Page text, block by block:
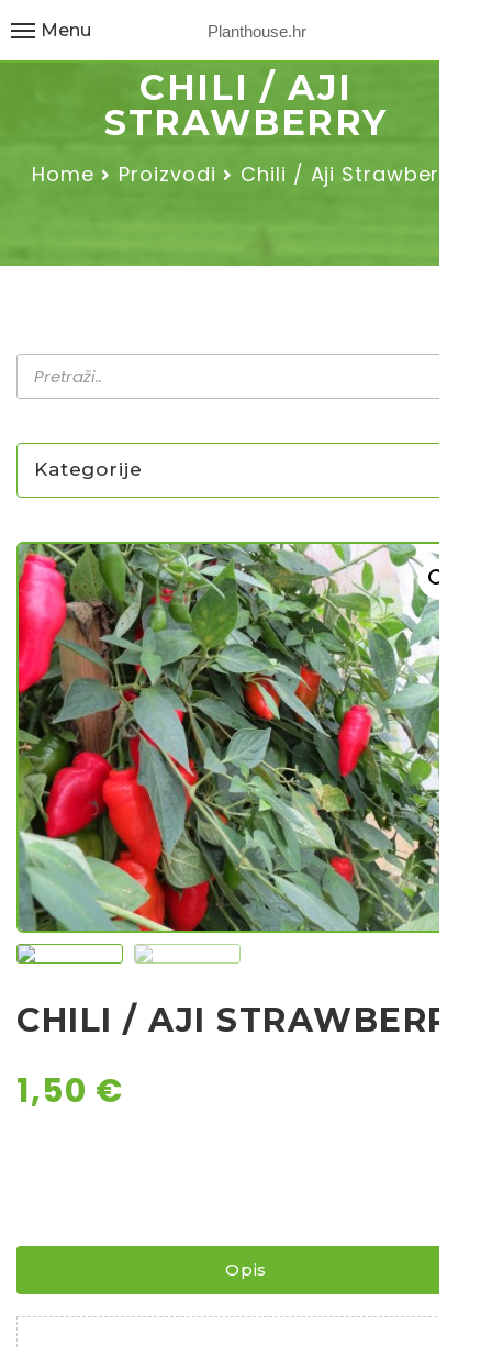
Planthouse.hr
Menu
CHILI / AJI
STRAWBERRY
Home Proizvodi Chili / Aji Strawberry
Kategorije
SADNICE
UKRASNO BILJE I TRAJNICE
GRMOVI/DRVEĆE
HIT SEZONE*** VRTNI SLJEZOVI
UKRASNE TRAVE
HORTENZIJE
LJEKOVITO I ZAČINSKO
VOĆE / BOBIČASTO VOĆE
Sjeme
Sjeme povrća
Rajčice
Ostalo sjeme
CHILI / AJI STRAWBERRY
1,50 €
Opis